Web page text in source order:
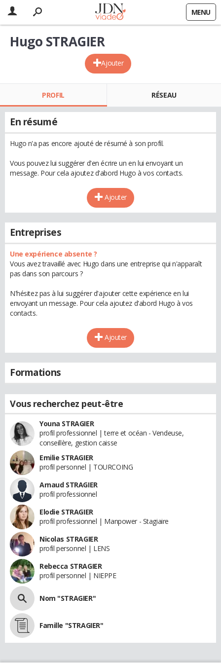
MENU
Ajouter
Hugo STRAGIER
PROFIL RÉSEAU
En résumé
Hugo n'a pas encore ajouté de résumé à son profil.
Vous pouvez lui suggérer d'en écrire un en lui envoyant un
message. Pour cela ajoutez d'abord Hugo à vos contacts.
Ajouter
Entreprises
Une expérience absente ?
Vous avez travaillé avec Hugo dans une entreprise qui n'apparaît
pas dans son parcours ?
N'hésitez pas à lui suggérer d'ajouter cette expérience en lui
envoyant un message. Pour cela ajoutez d'abord Hugo à vos
contacts.
Ajouter
Formations
Vous recherchez peut-être
Youna STRAGIER
profil professionnel | terre et océan - Vendeuse,
conseillère, gestion caisse
Emilie STRAGIER
profil personnel | TOURCOING
Arnaud STRAGIER
profil professionnel
Elodie STRAGIER
profil professionnel | Manpower - Stagiaire
Nicolas STRAGIER
profil personnel | LENS
Rebecca STRAGIER
profil personnel | NIEPPE
Nom "STRAGIER"
Famille "STRAGIER"